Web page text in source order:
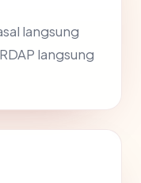
langsung
langsung